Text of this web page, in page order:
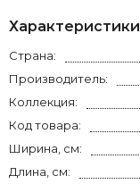
Характеристики
Страна:
Производитель:
Коллекция:
Код товара:
Ширина, см:
Длина, см: